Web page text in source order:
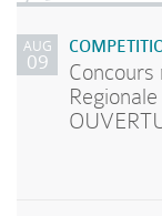
AUG
09